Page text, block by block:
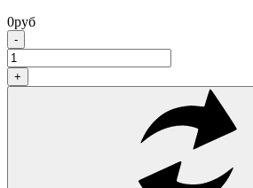
0руб
-
+